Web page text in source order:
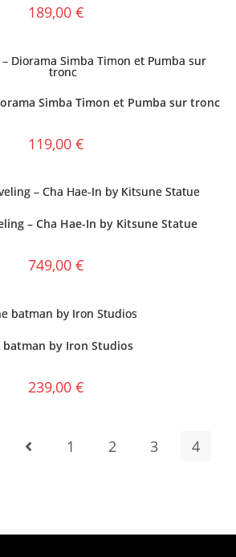
189,00 €
Simba Timon et Pumba sur tronc
119,00 €
– Cha Hae-In by Kitsune Statue
749,00 €
batman by Iron Studios
239,00 €
1 2 3 4